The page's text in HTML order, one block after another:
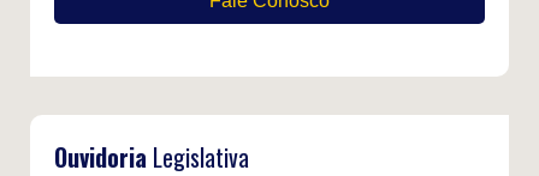
Ouvidoria Legislativa